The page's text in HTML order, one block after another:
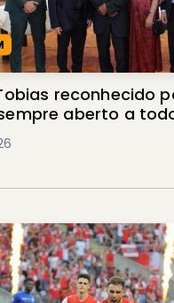
reconhecido
aberto a